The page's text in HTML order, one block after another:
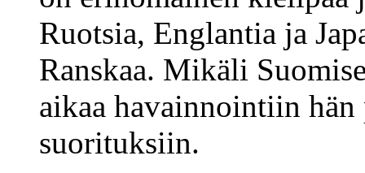
Ruotsia, Englantia ja
Ranskaa. Mikäli
aikaa havainnointiin
suorituksiin.